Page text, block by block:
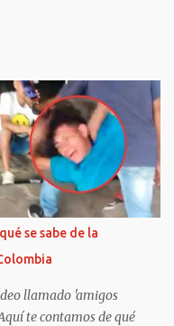
se sabe de la
llamado 'amigos
te contamos de qué